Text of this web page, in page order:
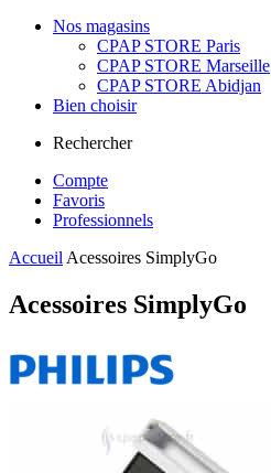
Nos magasins
CPAP STORE Paris
CPAP STORE Marseille
CPAP STORE Abidjan
Bien choisir
Rechercher
Compte
Favoris
Professionnels
AccueilAcessoires SimplyGo
Acessoires SimplyGo